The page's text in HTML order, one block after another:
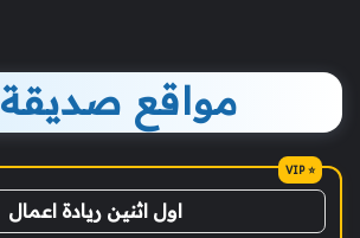
مواقع صديقة
اول اثنين ريادة اعمال